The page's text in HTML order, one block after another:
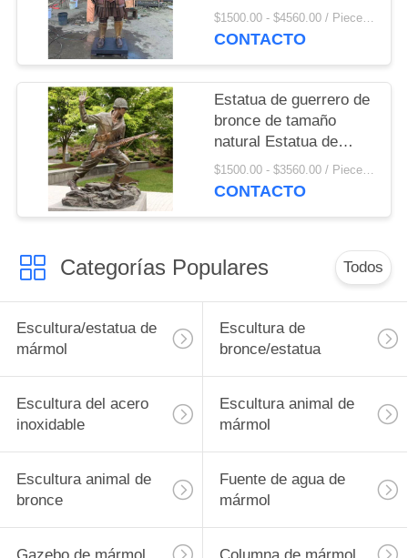
japonesa para jardín,
decoración
personalizada
$1500.00 - $4560.00 / Piece MOQ:1
CONTACTO
Estatua de guerrero de
bronce de tamaño
natural Estatua de
metal de fundición
Asalto Escultura de
$1500.00 - $3560.00 / Piece MOQ:1
CONTACTO
Categorías Populares Todos
Escultura/estatua de
mármol
Escultura de
bronce/estatua
Escultura del acero
inoxidable
Escultura animal de
mármol
Escultura animal de
bronce
Fuente de agua de
mármol